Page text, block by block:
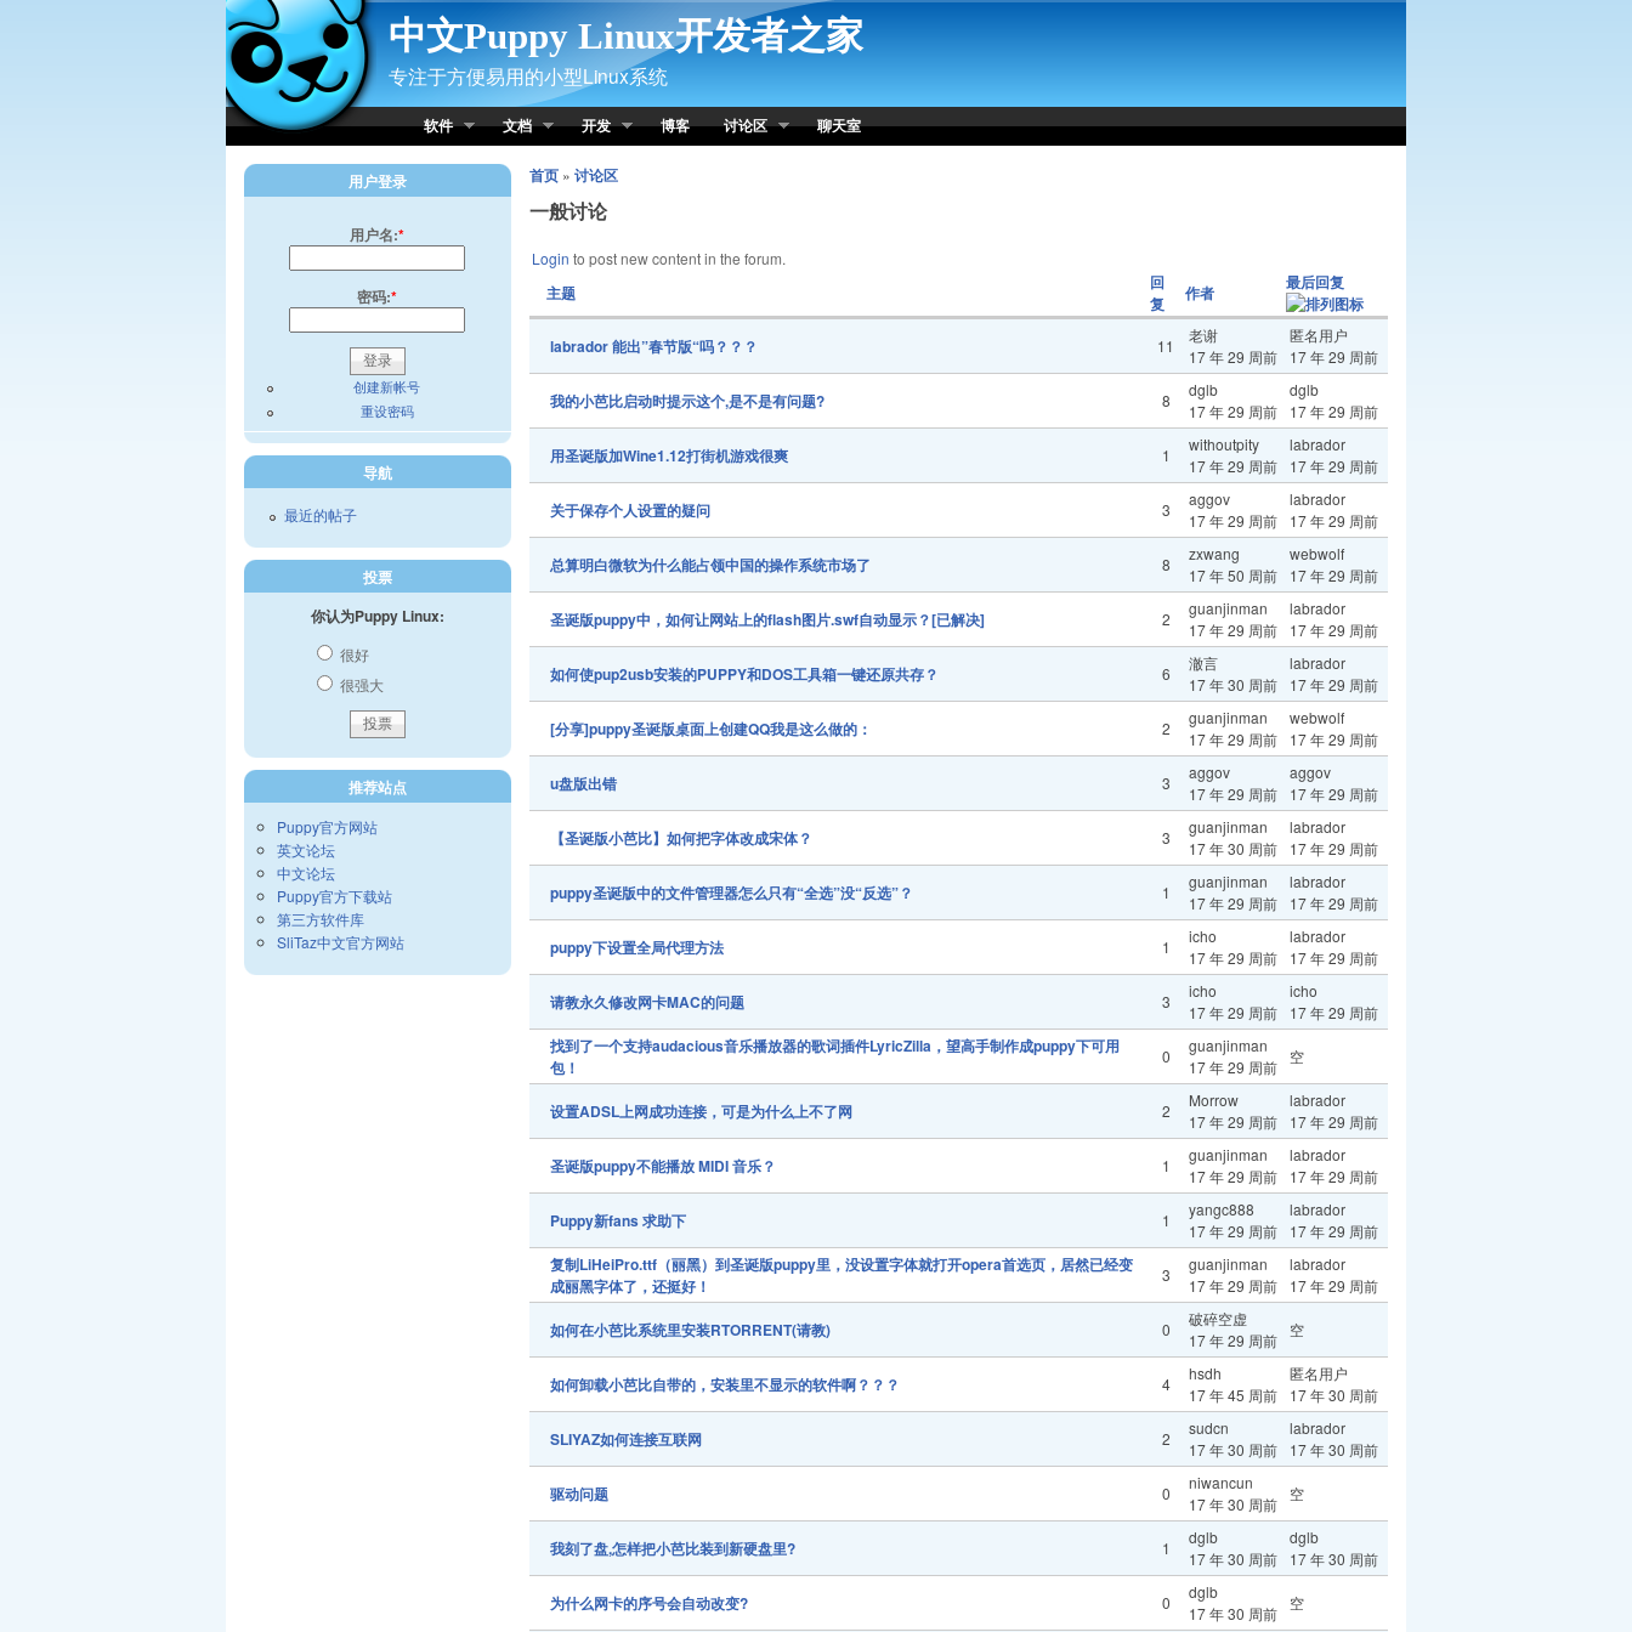
Skip to Content
中文Puppy Linux开发者之家
专注于方便易用的小型Linux系统
软件 文档 开发 博客 讨论区 聊天室
首页» 讨论区
一般讨论
Login to post new content in the forum.
主题
回
复
作者 最后回复
labrador 能出”春节版“吗？？？ 11
老谢
17 年 29 周前
匿名用户
17 年 29 周前
我的小芭比启动时提示这个,是不是有问题? 8
dglb
17 年 29 周前
dglb
17 年 29 周前
用圣诞版加Wine1.12打街机游戏很爽 1
withoutpity
17 年 29 周前
labrador
17 年 29 周前
关于保存个人设置的疑问 3
aggov
17 年 29 周前
labrador
17 年 29 周前
总算明白微软为什么能占领中国的操作系统市场了 8
zxwang
17 年 50 周前
webwolf
17 年 29 周前
圣诞版puppy中，如何让网站上的flash图片.swf自动显示？[已解决] 2
guanjinman
17 年 29 周前
labrador
17 年 29 周前
如何使pup2usb安装的PUPPY和DOS工具箱一键还原共存？ 6
澈言
17 年 30 周前
labrador
17 年 29 周前
[分享]puppy圣诞版桌面上创建QQ我是这么做的： 2
guanjinman
17 年 29 周前
webwolf
17 年 29 周前
u盘版出错 3
aggov
17 年 29 周前
aggov
17 年 29 周前
【圣诞版小芭比】如何把字体改成宋体？ 3
guanjinman
17 年 30 周前
labrador
17 年 29 周前
puppy圣诞版中的文件管理器怎么只有“全选”没“反选”？ 1
guanjinman
17 年 29 周前
labrador
17 年 29 周前
puppy下设置全局代理方法 1
icho
17 年 29 周前
labrador
17 年 29 周前
请教永久修改网卡MAC的问题 3
icho
17 年 29 周前
icho
17 年 29 周前
找到了一个支持audacious音乐播放器的歌词插件LyricZilla，望高手制作成puppy下可用
包！
0
guanjinman
17 年 29 周前
空
设置ADSL上网成功连接，可是为什么上不了网 2
Morrow
17 年 29 周前
labrador
17 年 29 周前
圣诞版puppy不能播放 MIDI 音乐？ 1
guanjinman
17 年 29 周前
labrador
17 年 29 周前
Puppy新fans 求助下 1
yangc888
17 年 29 周前
labrador
17 年 29 周前
复制LiHeiPro.ttf（丽黑）到圣诞版puppy里，没设置字体就打开opera首选页，居然已经变
成丽黑字体了，还挺好！
3
guanjinman
17 年 29 周前
labrador
17 年 29 周前
如何在小芭比系统里安装RTORRENT(请教) 0
破碎空虚
17 年 29 周前
空
如何卸载小芭比自带的，安装里不显示的软件啊？？？ 4
hsdh
17 年 45 周前
匿名用户
17 年 30 周前
SLIYAZ如何连接互联网 2
sudcn
17 年 30 周前
labrador
17 年 30 周前
驱动问题 0
niwancun
17 年 30 周前
空
我刻了盘,怎样把小芭比装到新硬盘里? 1
dglb
17 年 30 周前
dglb
17 年 30 周前
为什么网卡的序号会自动改变? 0
dglb
17 年 30 周前
空
用户登录
用户名:*
密码:*
创建新帐号
重设密码
导航
最近的帖子
投票
你认为Puppy Linux:
很好
很强大
推荐站点
Puppy官方网站
英文论坛
中文论坛
Puppy官方下载站
第三方软件库
SliTaz中文官方网站